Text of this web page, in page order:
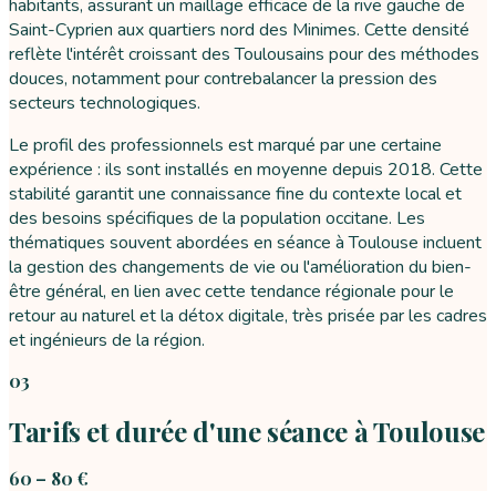
habitants, assurant un maillage efficace de la rive gauche de
Saint-Cyprien aux quartiers nord des Minimes. Cette densité
reflète l'intérêt croissant des Toulousains pour des méthodes
douces, notamment pour contrebalancer la pression des
secteurs technologiques.
Le profil des professionnels est marqué par une certaine
expérience : ils sont installés en moyenne depuis 2018. Cette
stabilité garantit une connaissance fine du contexte local et
des besoins spécifiques de la population occitane. Les
thématiques souvent abordées en séance à Toulouse incluent
la gestion des changements de vie ou l'amélioration du bien-
être général, en lien avec cette tendance régionale pour le
retour au naturel et la détox digitale, très prisée par les cadres
et ingénieurs de la région.
03
Tarifs et durée d'une séance à Toulouse
60 – 80 €